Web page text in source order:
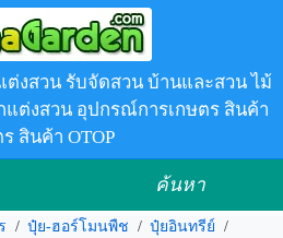
งสวน รับจัดสวน บ้านและสวน ไม้
ต่งสวน อุปกรณ์การเกษตร สินค้า
สินค้า OTOP
ค้นหา
/ ปุ๋ย-ฮอร์โมนพืช / ปุ๋ยอินทรีย์ /